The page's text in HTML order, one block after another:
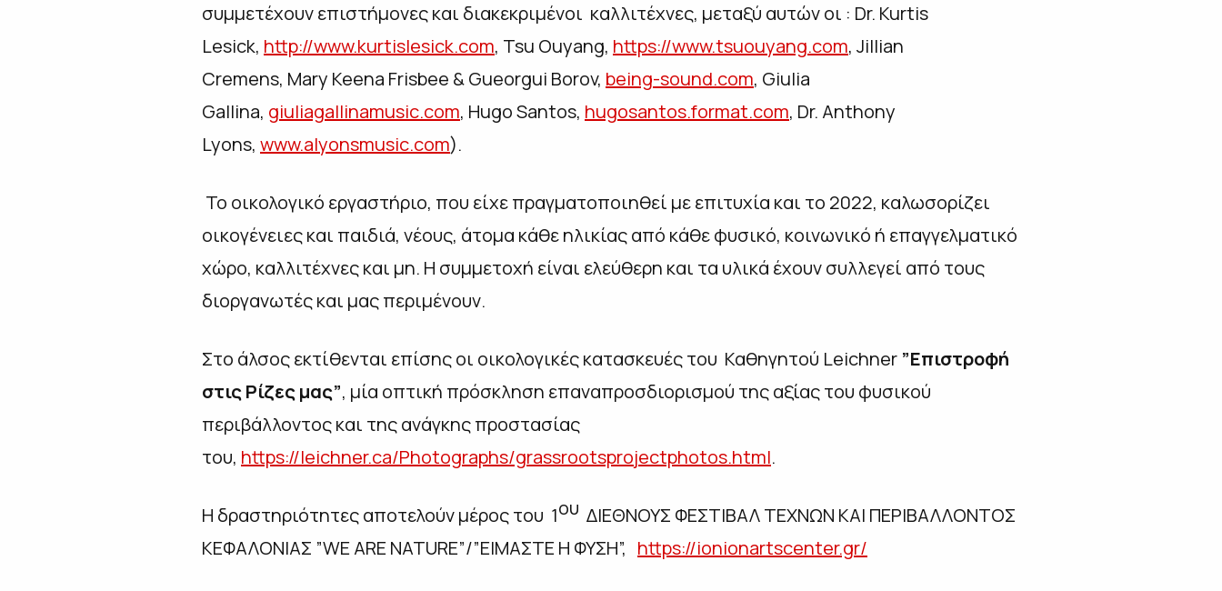
συμμετέχουν επιστήμονες και διακεκριμένοι καλλιτέχνες, μεταξύ αυτών οι : Dr. Kurtis
Lesick, http://www.kurtislesick.com, Tsu Ouyang, https://www.tsuouyang.com, Jillian
Cremens, Mary Keena Frisbee & Gueorgui Borov, being-sound.com, Giulia
Gallina, giuliagallinamusic.com, Hugo Santos, hugosantos.format.com, Dr. Anthony
Lyons, www.alyonsmusic.com).
Το οικολογικό εργαστήριο, που είχε πραγματοποιηθεί με επιτυχία και το 2022, καλωσορίζει
οικογένειες και παιδιά, νέους, άτομα κάθε ηλικίας από κάθε φυσικό, κοινωνικό ή επαγγελματικό
χώρο, καλλιτέχνες και μη. Η συμμετοχή είναι ελεύθερη και τα υλικά έχουν συλλεγεί από τους
διοργανωτές και μας περιμένουν.
Στο άλσος εκτίθενται επίσης οι οικολογικές κατασκευές του Καθηγητού Leichner ”Επιστροφή
στις Ρίζες μας”, μία οπτική πρόσκληση επαναπροσδιορισμού της αξίας του φυσικού
περιβάλλοντος και της ανάγκης προστασίας
του, https://leichner.ca/Photographs/grassrootsprojectphotos.html.
Η δραστηριότητες αποτελούν μέρος του 1ου ΔΙΕΘΝΟΥΣ ΦΕΣΤΙΒΑΛ ΤΕΧΝΩΝ ΚΑΙ ΠΕΡΙΒΑΛΛΟΝΤΟΣ
ΚΕΦΑΛΟΝΙΑΣ ”WE ARE NATURE”/”ΕΙΜΑΣΤΕ Η ΦΥΣΗ”, https://ionionartscenter.gr/